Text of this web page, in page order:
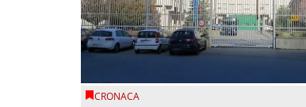
CRONACA